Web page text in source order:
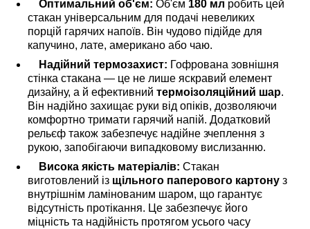
Оптимальний об'єм: Об'єм 180 мл робить цей
стакан універсальним для подачі невеликих
порцій гарячих напоїв. Він чудово підійде для
капучино, лате, американо або чаю.
Надійний термозахист: Гофрована зовнішня
стінка стакана — це не лише яскравий елемент
дизайну, а й ефективний термоізоляційний шар.
Він надійно захищає руки від опіків, дозволяючи
комфортно тримати гарячий напій. Додатковий
рельєф також забезпечує надійне зчеплення з
рукою, запобігаючи випадковому вислизанню.
Висока якість матеріалів: Стакан
виготовлений із щільного паперового картону з
внутрішнім ламінованим шаром, що гарантує
відсутність протікання. Це забезпечує його
міцність та надійність протягом усього часу